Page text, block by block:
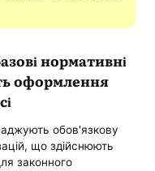
нормативні
оформлення
обов'язкову
що здійснюють
законного